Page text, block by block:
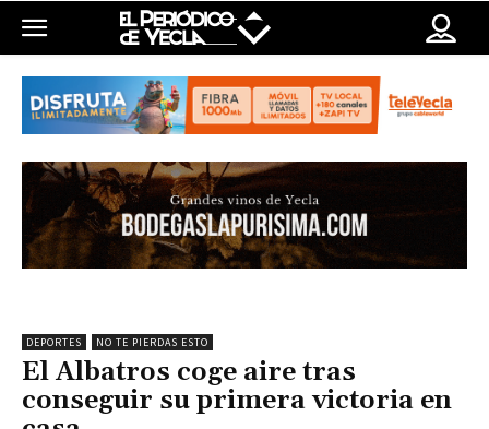
DEPORTES NO TE PIERDAS ESTO
El Albatros coge aire tras
conseguir su primera victoria en